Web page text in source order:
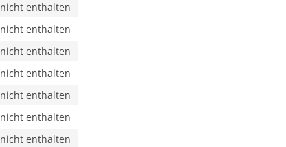
nicht enthalten
nicht enthalten
nicht enthalten
nicht enthalten
nicht enthalten
nicht enthalten
nicht enthalten